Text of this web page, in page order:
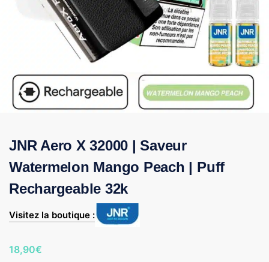
JNR Aero X 32000 | Saveur
Watermelon Mango Peach | Puff
Rechargeable 32k
Visitez la boutique :
18,90€